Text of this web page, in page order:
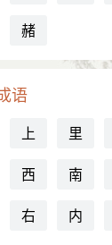
赭
语
上 里
西 南
右 内